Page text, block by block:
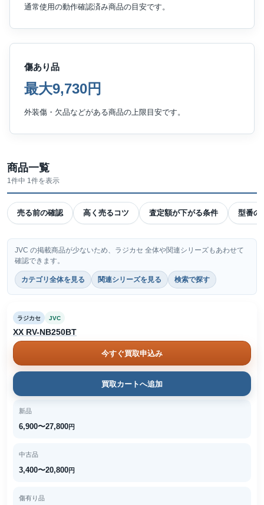
通常使用の動作確認済み商品の目安です。
傷あり品
最大9,730円
外装傷・欠品などがある商品の上限目安です。
商品一覧
1件中 1件を表示
売る前の確認 高く売るコツ 査定額が下がる条件 型番の
JVC の掲載商品が少ないため、ラジカセ 全体や関連シリーズもあわせて
確認できます。
カテゴリ全体を見る 関連シリーズを見る 検索で探す
ラジカセ JVC
XX RV-NB250BT
今すぐ買取申込み
買取カートへ追加
新品
6,900〜27,800円
中古品
3,400〜20,800円
傷有り品